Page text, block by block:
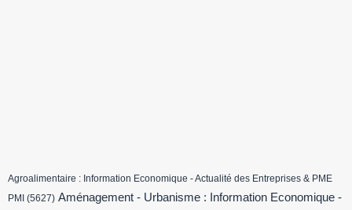
Agroalimentaire : Information Economique - Actualité des Entreprises & PME
PMI (5627) Aménagement - Urbanisme : Information Economique -